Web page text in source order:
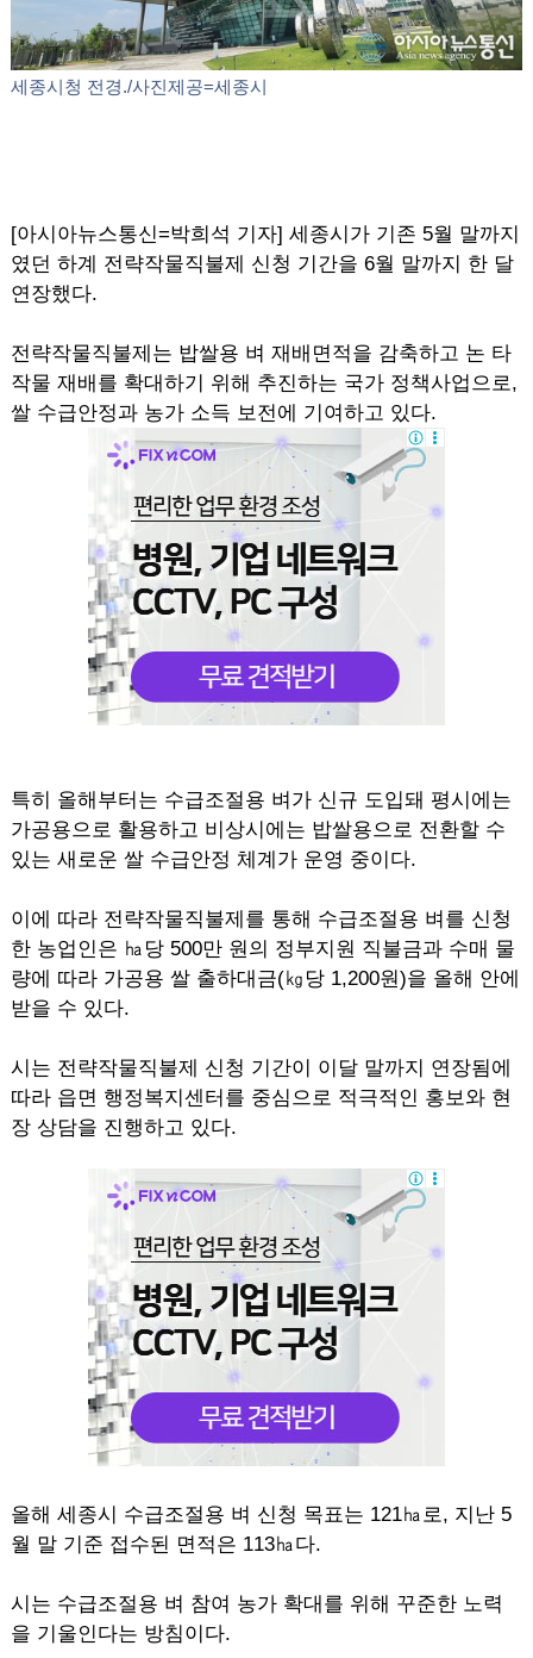
세종시청 전경./사진제공=세종시
[아시아뉴스통신=박희석 기자] 세종시가 기존 5월 말까지
였던 하계 전략작물직불제 신청 기간을 6월 말까지 한 달
연장했다.
전략작물직불제는 밥쌀용 벼 재배면적을 감축하고 논 타
작물 재배를 확대하기 위해 추진하는 국가 정책사업으로,
쌀 수급안정과 농가 소득 보전에 기여하고 있다.
특히 올해부터는 수급조절용 벼가 신규 도입돼 평시에는
가공용으로 활용하고 비상시에는 밥쌀용으로 전환할 수
있는 새로운 쌀 수급안정 체계가 운영 중이다.
이에 따라 전략작물직불제를 통해 수급조절용 벼를 신청
한 농업인은 ㏊당 500만 원의 정부지원 직불금과 수매 물
량에 따라 가공용 쌀 출하대금(㎏당 1,200원)을 올해 안에
받을 수 있다.
시는 전략작물직불제 신청 기간이 이달 말까지 연장됨에
따라 읍면 행정복지센터를 중심으로 적극적인 홍보와 현
장 상담을 진행하고 있다.
올해 세종시 수급조절용 벼 신청 목표는 121㏊로, 지난 5
월 말 기준 접수된 면적은 113㏊다.
시는 수급조절용 벼 참여 농가 확대를 위해 꾸준한 노력
을 기울인다는 방침이다.